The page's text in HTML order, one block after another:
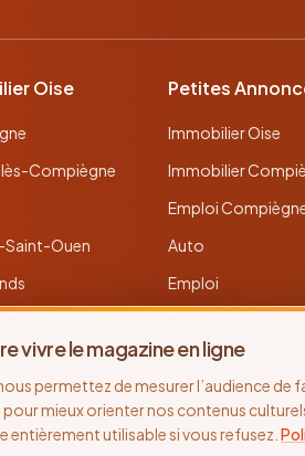
Oise
Compiègne
Saint-Ouen
Petites
Immobilier Oise
Immobilier
Emploi
Auto
Emploi
Toutes les annonces
vivre le magazine en ligne
permettez de mesurer l’audience de
mieux orienter nos contenus
entièrement utilisable si vous refusez.